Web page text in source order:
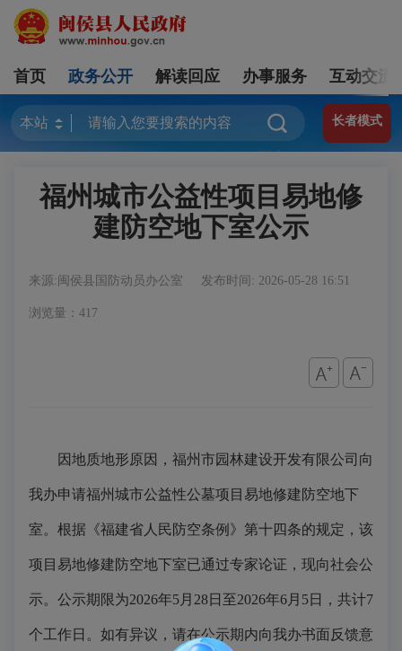
首页 政务公开 解读回应 办事服务 互动交流
长者模式
福州城市公益性项目易地修
建防空地下室公示
来源:闽侯县国防动员办公室 发布时间: 2026-05-28 16:51
浏览量：417
因地质地形原因，福州市园林建设开发有限公司向
我办申请福州城市公益性公墓项目易地修建防空地下
室。根据《福建省人民防空条例》第十四条的规定，该
项目易地修建防空地下室已通过专家论证，现向社会公
示。公示期限为2026年5月28日至2026年6月5日，共计7
个工作日。如有异议，请在公示期内向我办书面反馈意